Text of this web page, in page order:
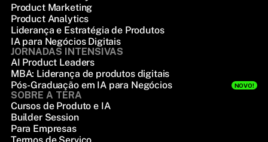
Product Marketing
Product Analytics
Liderança e Estratégia de Produtos
IA para Negócios Digitais
JORNADAS INTENSIVAS
AI Product Leaders
MBA: Liderança de produtos digitais
Pós-Graduação em IA para Negócios
NOVO!
SOBRE A TERA
Cursos de Produto e IA
Builder Session
Para Empresas